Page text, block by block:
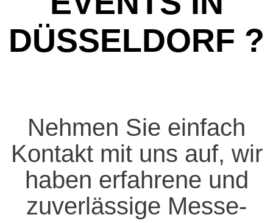
ÜSSELDORF ?
Nehmen Sie einfach
Kontakt mit uns auf, wir
haben erfahrene und
zuverlässige Messe-